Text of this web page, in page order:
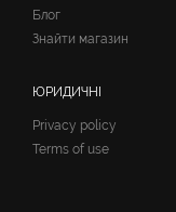
Блог
Знайти магазин
ЮРИДИЧНІ
Privacy policy
Terms of use